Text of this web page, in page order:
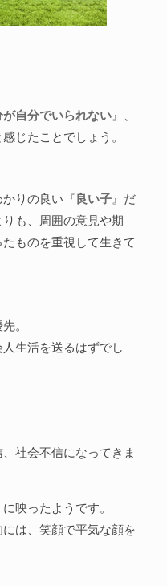
が自分でいられない』、
感じたことでしょう。
りの良い『良い子』だ
も、周囲の意見や期
ものを重視して生きて
。
生活を送るはずでし
社会不信になってきま
映ったようです。
は、笑顔で平気な顔を